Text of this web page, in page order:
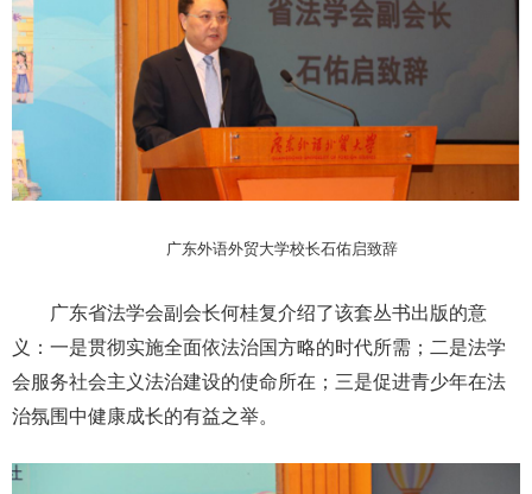
广东外语外贸大学校长石佑启致辞
广东省法学会副会长何桂复介绍了该套丛书出版的意
义：一是贯彻实施全面依法治国方略的时代所需；二是法学
会服务社会主义法治建设的使命所在；三是促进青少年在法
治氛围中健康成长的有益之举。